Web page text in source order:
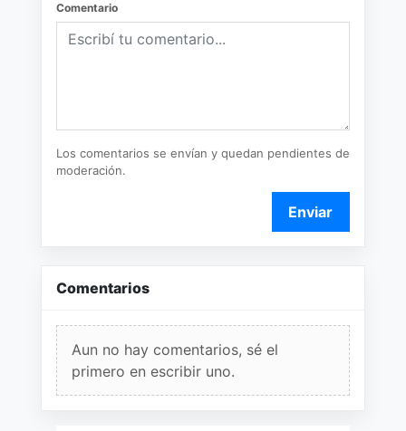
Comentario
Los comentarios se envían y quedan pendientes de
moderación.
Enviar
Comentarios
Aun no hay comentarios, sé el
primero en escribir uno.